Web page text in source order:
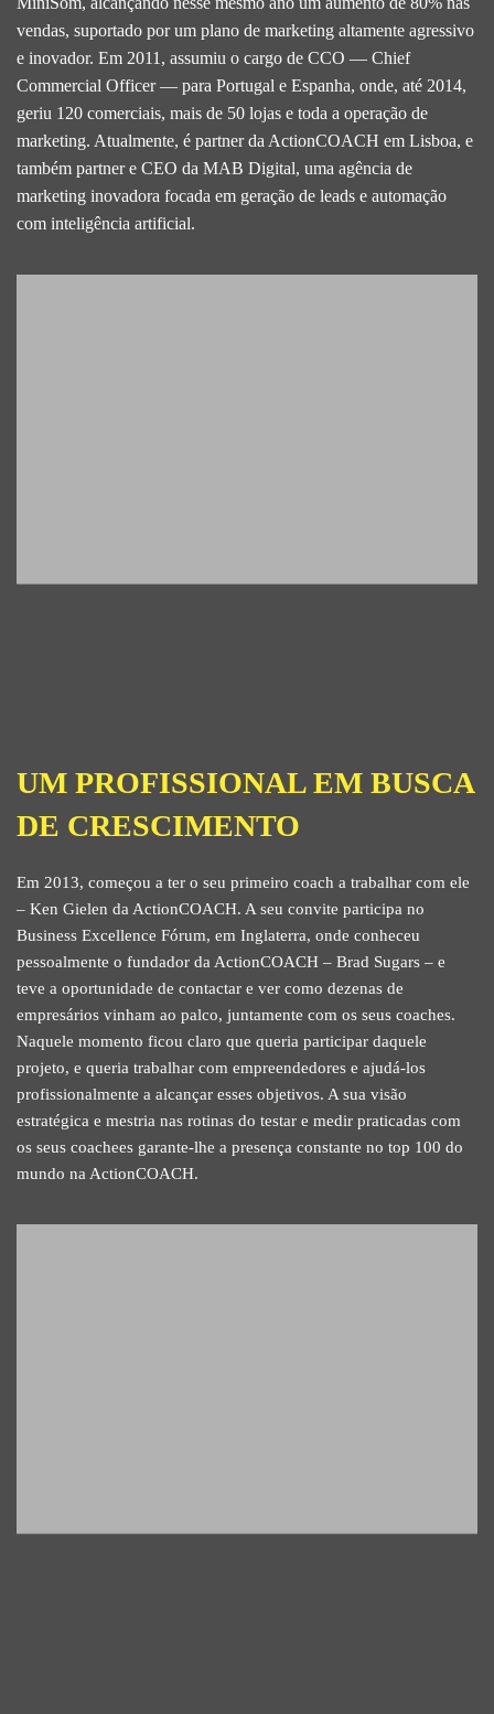
vendas, suportado por um plano de marketing altamente agressivo
e inovador. Em 2011, assumiu o cargo de CCO — Chief
Commercial Officer — para Portugal e Espanha, onde, até 2014,
geriu 120 comerciais, mais de 50 lojas e toda a operação de
marketing. Atualmente, é partner da ActionCOACH em Lisboa, e
também partner e CEO da MAB Digital, uma agência de
marketing inovadora focada em geração de leads e automação
com inteligência artificial.
UM PROFISSIONAL EM BUSCA
DE CRESCIMENTO
Em 2013, começou a ter o seu primeiro coach a trabalhar com ele
– Ken Gielen da ActionCOACH. A seu convite participa no
Business Excellence Fórum, em Inglaterra, onde conheceu
pessoalmente o fundador da ActionCOACH – Brad Sugars – e
teve a oportunidade de contactar e ver como dezenas de
empresários vinham ao palco, juntamente com os seus coaches.
Naquele momento ficou claro que queria participar daquele
projeto, e queria trabalhar com empreendedores e ajudá-los
profissionalmente a alcançar esses objetivos. A sua visão
estratégica e mestria nas rotinas do testar e medir praticadas com
os seus coachees garante-lhe a presença constante no top 100 do
mundo na ActionCOACH.